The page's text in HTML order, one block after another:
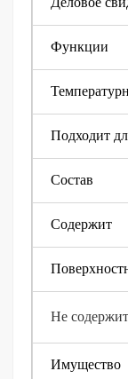
Функции
Подходит
Состав
Содержит
Не содержит
Имущество